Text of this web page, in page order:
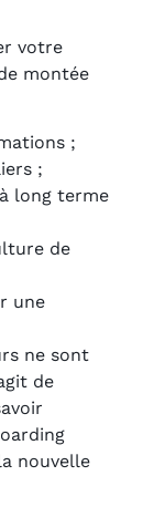
votre
montée
;
;
long terme
de
une
ne sont
de
nouvelle